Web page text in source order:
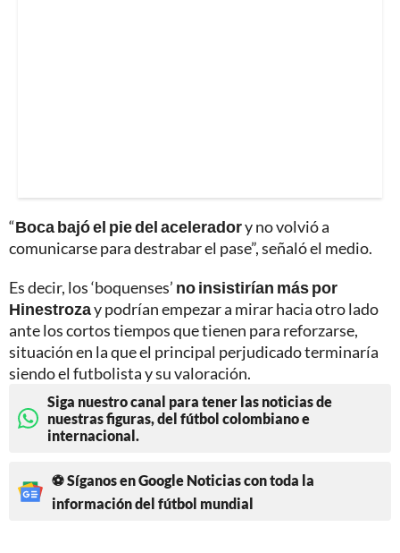
“Boca bajó el pie del aceleradory no volvió a
comunicarse para destrabar el pase”, señaló el medio.
Es decir, los ‘boquenses’ no insistirían más por
Hinestrozay podrían empezar a mirar hacia otro lado
ante los cortos tiempos que tienen para reforzarse,
situación en la que el principal perjudicado terminaría
siendo el futbolista y su valoración.
Siga nuestro canal para tener las noticias de
nuestras figuras, del fútbol colombiano e
internacional.
⚽ Síganos en Google Noticias con toda la
información del fútbol mundial